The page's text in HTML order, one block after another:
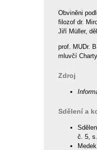
Obviněni
filozof dr.
Jiří Müller,
prof. MUDr.
mluvčí
Zdroj
Sdělení a
č. 5,